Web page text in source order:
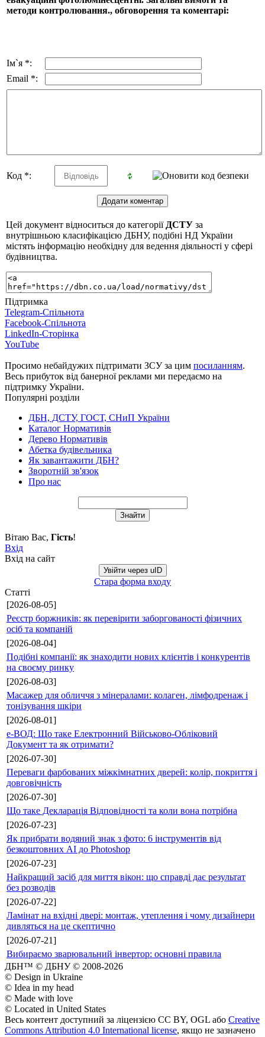
методи контролювання., обговорення та коментарі:
Ім`я *:
Email *:
Код *:
Цей документ відноситься до категорії ДСТУ за
внутрішньою класифікацією ДБНУ, подібні НД України
містять інформацію необхідну для ведення діяльності у сфері
будівництва.
Підтримка
Telegram-Спільнота
Facebook-Спільнота
LinkedIn-Сторінка
YouTube
Просимо небайдужих підтримати ЗСУ за цим посиланням.
Весь прибуток від банерної реклами ми передаємо на
підтримку України.
Популярні розділи
ДБН, ДСТУ, ГОСТ, СНиП України
Каталог Нормативів
Дерево Нормативів
Абетка будівельника
Як завантажити ДБН?
Зворотній зв'язок
Про нас
Вітаю Вас, Гість!
Вхід
Вхід на сайт
Увійти через uID
Стара форма входу
Статті
[2026-08-05]
Реєстр боржників: як перевірити заборгованості фізичних
осіб та компаній
[2026-08-04]
Подібні компанії: як знаходити нових клієнтів і конкурентів
на своєму ринку
[2026-08-03]
Масажер для обличчя з мінералами: колаген, лімфодренаж і
тонізування шкіри
[2026-08-01]
е-ВОД: Що таке Електронний Військово-Обліковий
Документ та як отримати?
[2026-07-30]
Переваги фарбованих міжкімнатних дверей: колір, покриття і
довговічність
[2026-07-30]
Що таке Декларація Відповідності та коли вона потрібна
[2026-07-23]
Як прибрати водяний знак з фото: 6 інструментів від
безкоштовних AI до Photoshop
[2026-07-23]
Найкращий засіб для миття вікон: що справді дає результат
без розводів
[2026-07-22]
Ламінат на вхідні двері: монтаж, утеплення і чому дизайнери
дивляться на це скептично
[2026-07-21]
Вибираємо зварювальний інвертор: основні правила
ДБН™ © ДБНУ © 2008-2026
© Design in Ukraine
© Idea in my head
© Made with love
© Located in United States
Весь контент доступний за ліцензією CC BY, OGL або Creative
Commons Attribution 4.0 International license, якщо не зазначено